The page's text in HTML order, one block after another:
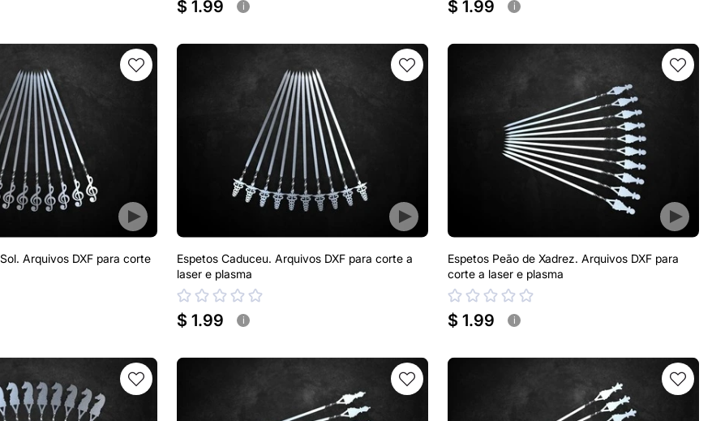
$ 1.99 i $ 1.99 i
Arquivos DXF para corte
Espetos Caduceu. Arquivos DXF para corte a
laser e plasma
$ 1.99 i
Espetos Peão de Xadrez. Arquivos DXF para
corte a laser e plasma
$ 1.99 i